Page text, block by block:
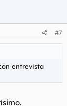
dos personas
atormentarle,
interfecto en un
suelo
que
mi
su vida acarreo
de un
#7
entrevista